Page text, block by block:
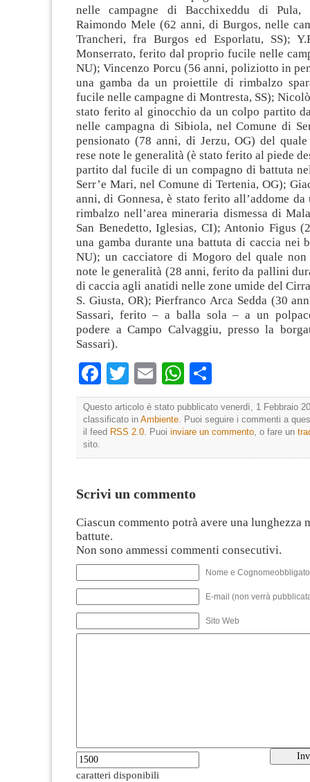
nelle campagne di Bacchixeddu di Pula,
Raimondo Mele (62 anni, di Burgos, nelle
Trancheri, fra Burgos ed Esporlatu, SS);
Monserrato, ferito dal proprio fucile nelle
NU); Vincenzo Porcu (56 anni, poliziotto in
una gamba da un proiettile di rimbalzo
fucile nelle campagne di Montresta, SS);
stato ferito al ginocchio da un colpo partito
nelle campagna di Sibiola, nel Comune di
pensionato (78 anni, di Jerzu, OG) del
rese note le generalità (è stato ferito al piede
partito dal fucile di un compagno di battuta
Serr’e Mari, nel Comune di Tertenia, OG);
anni, di Gonnesa, è stato ferito all’addome
rimbalzo nell’area mineraria dismessa di
San Benedetto, Iglesias, CI); Antonio Figus
una gamba durante una battuta di caccia nei
NU); un cacciatore di Mogoro del quale non
note le generalità (28 anni, ferito da pallini
di caccia agli anatidi nelle zone umide del
S. Giusta, OR); Pierfranco Arca Sedda (30
Sassari, ferito – a balla sola – a un
podere a Campo Calvaggiu, presso la
Sassari).
Facebook
TwitterEmailWhatsApp
Questo articolo è stato pubblicato venerdì, 1 Febbraio
classificato in Ambiente. Puoi seguire i commenti a
il feed RSS 2.0. Puoi inviare un commento, o fare un
sito.
Scrivi un commento
Ciascun commento potrà avere una lunghezza
battute.
Non sono ammessi commenti consecutivi.
Nome e
E-mail (non verrà
Sito Web
caratteri disponibili